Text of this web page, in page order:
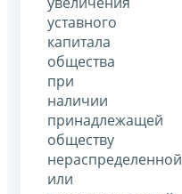
уставного
капитала
общества
при
наличии
принадлежащей
обществу
нераспределенной
или